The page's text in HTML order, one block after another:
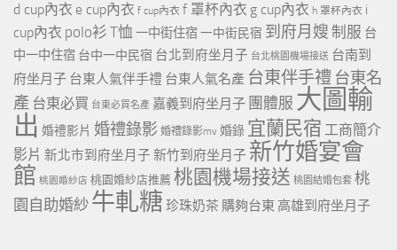
d cup內衣 e cup內衣 f cup內衣 f 罩杯內衣 g cup內衣 h 罩杯內衣 i
cup內衣 polo衫 T恤 一中街住宿一中街民宿 到府月嫂 制服 台
中一中住宿 台中一中民宿 台北到府坐月子 台北桃園機場接送 台南到
府坐月子 台東人氣伴手禮 台東人氣名產 台東伴手禮 台東名
產 台東必買 台東必買名產 嘉義到府坐月子 團體服 大圖輸
出 婚禮影片 婚禮錄影 婚禮錄影mv 婚錄 宜蘭民宿 工商簡介
影片 新北市到府坐月子 新竹到府坐月子 新竹婚宴會
館 桃園婚紗店 桃園婚紗店推薦 桃園機場接送 桃園結婚包套 桃
園自助婚紗 牛軋糖 珍珠奶茶 購夠台東 高雄到府坐月子